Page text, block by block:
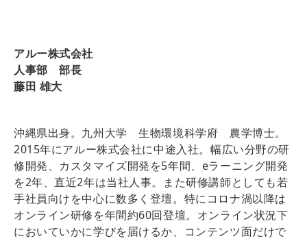
アルー株式会社
人事部 部長
藤田 雄大
沖縄県出身。九州大学 生物環境科学府 農学博士。
2015年にアルー株式会社に中途入社。幅広い分野の研
修開発、カスタマイズ開発を5年間、eラーニング開発
を2年、直近2年は当社人事。また研修講師としても若
手社員向けを中心に数多く登壇。特にコロナ渦以降は
オンライン研修を年間約60回登壇。オンライン状況下
においていかに学びを届けるか、コンテンツ面だけで